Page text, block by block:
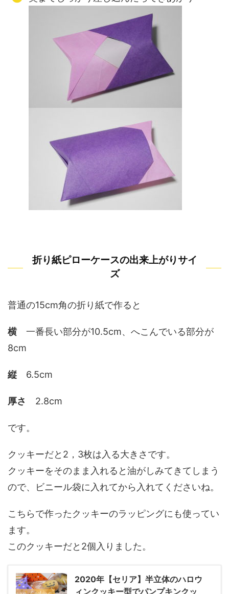
折り紙ピローケースの出来上がりサイ
ズ
普通の15cm角の折り紙で作ると
横一番長い部分が10.5cm、へこんでいる部分が
8cm
縦 6.5cm
厚さ 2.8cm
です。
クッキーだと2，3枚は入る大きさです。
クッキーをそのまま入れると油がしみてきてしまう
ので、ビニール袋に入れてから入れてくださいね。
こちらで作ったクッキーのラッピングにも使ってい
ます。
このクッキーだと2個入りました。
2020年【セリア】半立体のハロウ
ィンクッキー型でパンプキンクッ